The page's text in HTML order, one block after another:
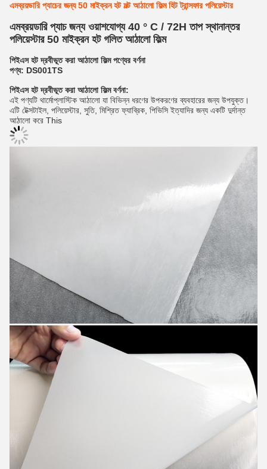
এমব্রয়ডারি প্যাচের জন্য 50 মাইক্রন হট মল্ট আঠালো ফিল্ম হিট ট্রান্সফার পলিয়েস্টার
এমব্রয়ডারি প্যাচ জন্য ওয়াশযোগ্য 40 ° C / 72H তাপ স্থানান্তর
পলিয়েস্টার 50 মাইক্রন হট গলিত আঠালো ফিল্ম
পিইএস হট দ্রবীভূত করা আঠালো ফিল্ম পণ্যের বর্ণনা
পণ্য: DS001TS
পিইএস হট দ্রবীভূত করা আঠালো ফিল্ম বর্ণনা:
এই পণ্যটি থার্মোপ্লাস্টিক আঠালো যা বিভিন্ন ধরণের উপকরণের ব্যবহারের জন্য উপযুক্ত।
এটি টেক্সটাইল, পলিয়েস্টার, সুতি, মিশ্রিত ফ্যাব্রিক, পিভিসি ইত্যাদির জন্য একটি দুর্দান্ত
আঠালো করে This